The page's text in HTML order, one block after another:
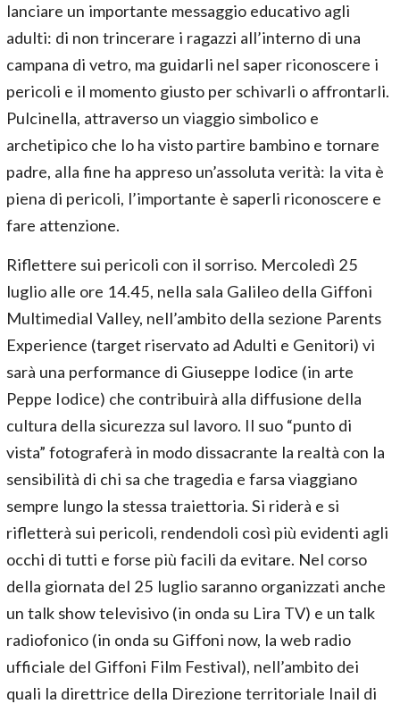
lanciare un importante messaggio educativo agli
adulti: di non trincerare i ragazzi all’interno di una
campana di vetro, ma guidarli nel saper riconoscere i
pericoli e il momento giusto per schivarli o affrontarli.
Pulcinella, attraverso un viaggio simbolico e
archetipico che lo ha visto partire bambino e tornare
padre, alla fine ha appreso un’assoluta verità: la vita è
piena di pericoli, l’importante è saperli riconoscere e
fare attenzione.
Riflettere sui pericoli con il sorriso. Mercoledì 25
luglio alle ore 14.45, nella sala Galileo della Giffoni
Multimedial Valley, nell’ambito della sezione Parents
Experience (target riservato ad Adulti e Genitori) vi
sarà una performance di Giuseppe Iodice (in arte
Peppe Iodice) che contribuirà alla diffusione della
cultura della sicurezza sul lavoro. Il suo “punto di
vista” fotograferà in modo dissacrante la realtà con la
sensibilità di chi sa che tragedia e farsa viaggiano
sempre lungo la stessa traiettoria. Si riderà e si
rifletterà sui pericoli, rendendoli così più evidenti agli
occhi di tutti e forse più facili da evitare. Nel corso
della giornata del 25 luglio saranno organizzati anche
un talk show televisivo (in onda su Lira TV) e un talk
radiofonico (in onda su Giffoni now, la web radio
ufficiale del Giffoni Film Festival), nell’ambito dei
quali la direttrice della Direzione territoriale Inail di